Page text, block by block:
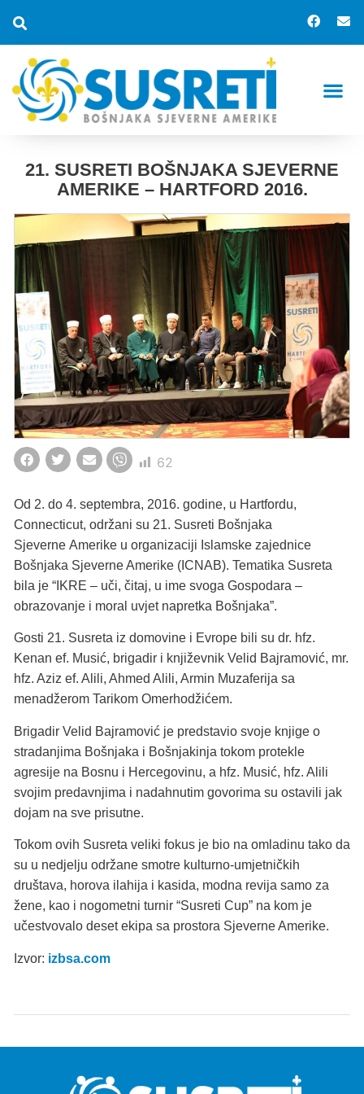
21. SUSRETI BOŠNJAKA SJEVERNE
AMERIKE – HARTFORD 2016.
62
Od 2. do 4. septembra, 2016. godine, u Hartfordu,
Connecticut, održani su 21. Susreti Bošnjaka
Sjeverne Amerike u organizaciji Islamske zajednice
Bošnjaka Sjeverne Amerike (ICNAB). Tematika Susreta
bila je “IKRE – uči, čitaj, u ime svoga Gospodara –
obrazovanje i moral uvjet napretka Bošnjaka”.
Gosti 21. Susreta iz domovine i Evrope bili su dr. hfz.
Kenan ef. Musić, brigadir i književnik Velid Bajramović, mr.
hfz. Aziz ef. Alili, Ahmed Alili, Armin Muzaferija sa
menadžerom Tarikom Omerhodžićem.
Brigadir Velid Bajramović je predstavio svoje knjige o
stradanjima Bošnjaka i Bošnjakinja tokom protekle
agresije na Bosnu i Hercegovinu, a hfz. Musić, hfz. Alili
svojim predavnjima i nadahnutim govorima su ostavili jak
dojam na sve prisutne.
Tokom ovih Susreta veliki fokus je bio na omladinu tako da
su u nedjelju održane smotre kulturno-umjetničkih
društava, horova ilahija i kasida, modna revija samo za
žene, kao i nogometni turnir “Susreti Cup” na kom je
učestvovalo deset ekipa sa prostora Sjeverne Amerike.
Izvor: izbsa.com